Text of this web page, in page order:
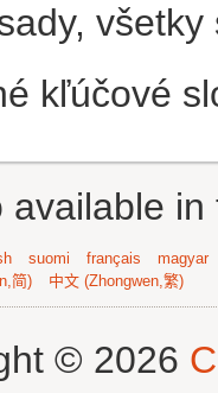
kľúčové
suomi français
magyar
简) 中文 (Zhongwen,繁)
© 2026